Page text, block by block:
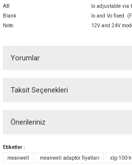
AB
Io adjustable via
Blank
Io and Vo fixed.
Note:
12V and 24V
Yorumlar
Taksit Seçenekleri
Önerileriniz
Bu ürünün fiyat bilgisi, resim, ürün
yetersiz gördüğünüz noktaları öneri formunu
Etiketler :
meanwell
meanwell adaptör fiyatları xlg-100-